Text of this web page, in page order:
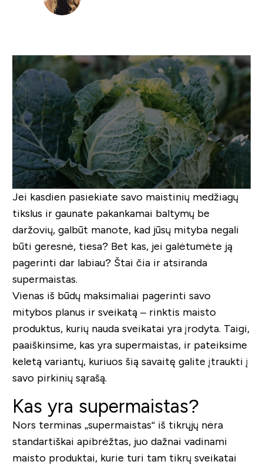
Jei kasdien pasiekiate savo maistinių medžiagų
tikslus ir gaunate pakankamai baltymų be
daržovių, galbūt manote, kad jūsų mityba negali
būti geresnė, tiesa? Bet kas, jei galėtumėte ją
pagerinti dar labiau? Štai čia ir atsiranda
supermaistas.
Vienas iš būdų maksimaliai pagerinti savo
mitybos planus ir sveikatą – rinktis maisto
produktus, kurių nauda sveikatai yra įrodyta. Taigi,
paaiškinsime, kas yra supermaistas, ir pateiksime
keletą variantų, kuriuos šią savaitę galite įtraukti į
savo pirkinių sąrašą.
Kas yra supermaistas?
Nors terminas „supermaistas“ iš tikrųjų nėra
standartiškai apibrėžtas, juo dažnai vadinami
maisto produktai, kurie turi tam tikrų sveikatai